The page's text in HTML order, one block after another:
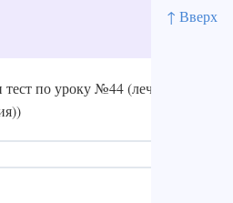
↑ Вверх
по уроку №44 (лечебное